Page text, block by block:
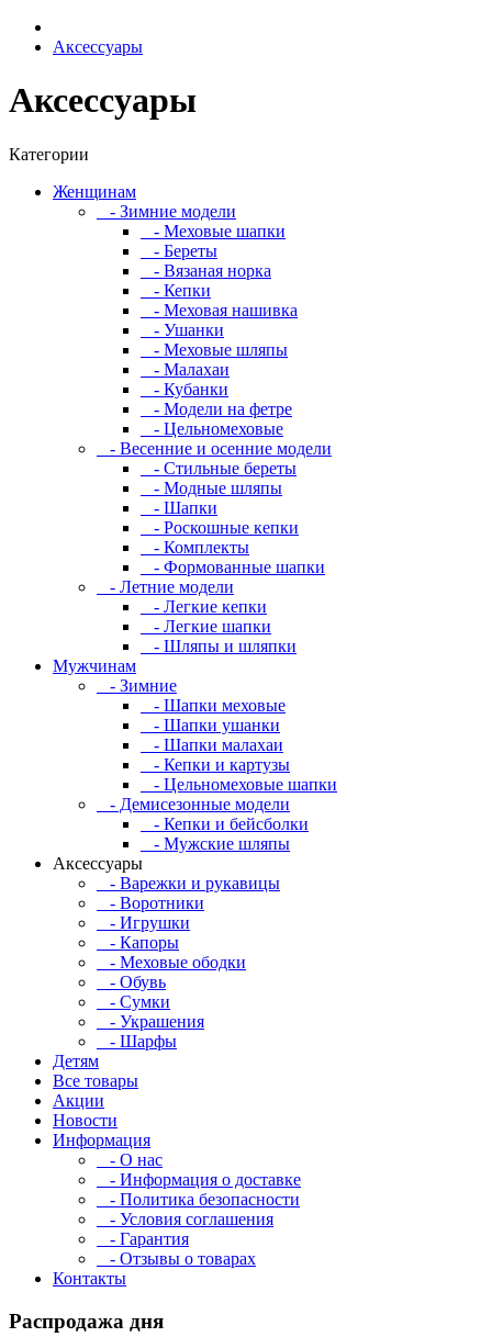
Аксессуары
Аксессуары
Категории
Женщинам
- Зимние модели
- Меховые шапки
- Береты
- Вязаная норка
- Кепки
- Меховая нашивка
- Ушанки
- Меховые шляпы
- Малахаи
- Кубанки
- Модели на фетре
- Цельномеховые
- Весенние и осенние модели
- Стильные береты
- Модные шляпы
- Шапки
- Роскошные кепки
- Комплекты
- Формованные шапки
- Летние модели
- Легкие кепки
- Легкие шапки
- Шляпы и шляпки
Мужчинам
- Зимние
- Шапки меховые
- Шапки ушанки
- Шапки малахаи
- Кепки и картузы
- Цельномеховые шапки
- Демисезонные модели
- Кепки и бейсболки
- Мужские шляпы
Аксессуары
- Варежки и рукавицы
- Воротники
- Игрушки
- Капоры
- Меховые ободки
- Обувь
- Сумки
- Украшения
- Шарфы
Детям
Все товары
Акции
Новости
Информация
- О нас
- Информация о доставке
- Политика безопасности
- Условия соглашения
- Гарантия
- Отзывы о товарах
Контакты
Распродажа дня